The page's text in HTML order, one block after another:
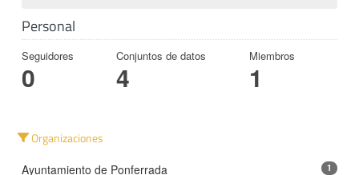
Personal
Seguidores
0
Conjuntos de datos
4
Miembros
1
Organizaciones
Ayuntamiento de Ponferrada 1